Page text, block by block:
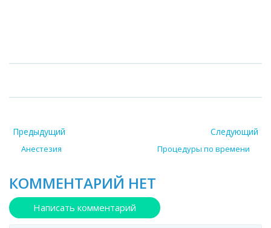
Предыдущий
Анестезия
Следующий
Процедуры по времени
КОММЕНТАРИЙ НЕТ
Написать комментарий